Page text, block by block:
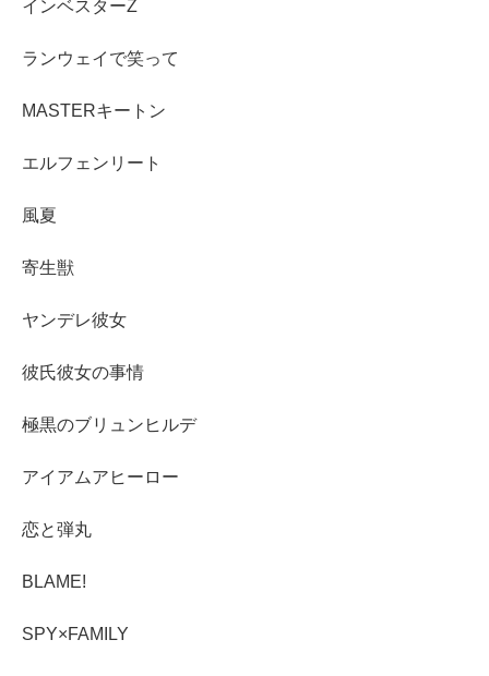
インベスターZ
ランウェイで笑って
MASTERキートン
エルフェンリート
風夏
寄生獣
ヤンデレ彼女
彼氏彼女の事情
極黒のブリュンヒルデ
アイアムアヒーロー
恋と弾丸
BLAME!
SPY×FAMILY